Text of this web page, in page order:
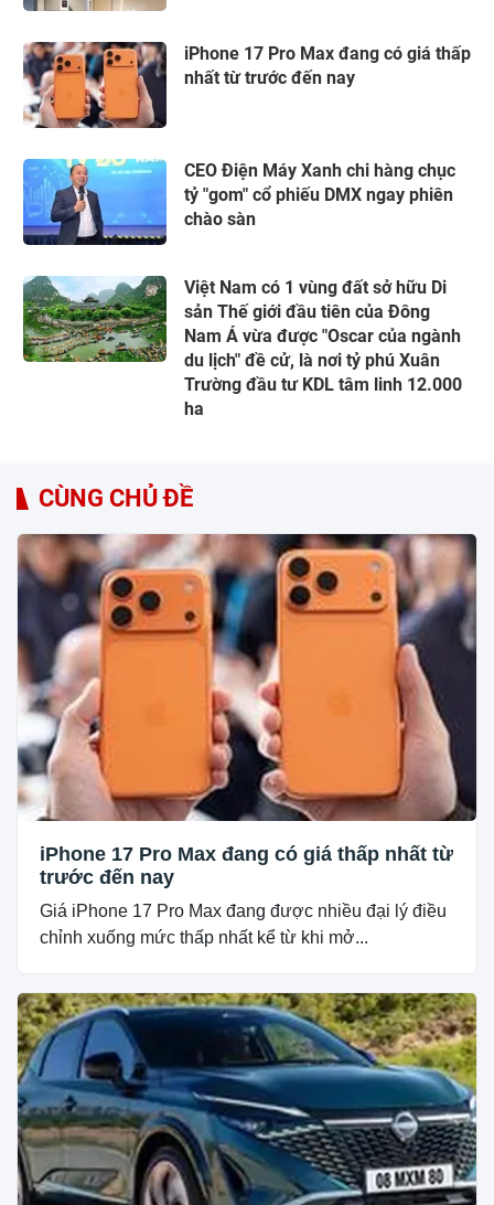
iPhone 17 Pro Max đang có giá thấp
nhất từ trước đến nay
CEO Điện Máy Xanh chi hàng chục
tỷ "gom" cổ phiếu DMX ngay phiên
chào sàn
Việt Nam có 1 vùng đất sở hữu Di
sản Thế giới đầu tiên của Đông
Nam Á vừa được "Oscar của ngành
du lịch" đề cử, là nơi tỷ phú Xuân
Trường đầu tư KDL tâm linh 12.000
ha
CÙNG CHỦ ĐỀ
iPhone 17 Pro Max đang có giá thấp nhất từ
trước đến nay
Giá iPhone 17 Pro Max đang được nhiều đại lý điều
chỉnh xuống mức thấp nhất kể từ khi mở...